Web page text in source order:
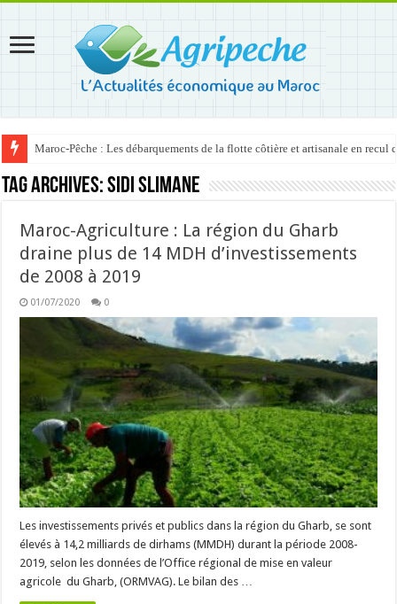
Maroc-Pêche : Les débarquements de la flotte côtière et artisanale en recul
Tag Archives:Sidi Slimane
Maroc-Agriculture : La région du Gharb
draine plus de 14 MDH d’investissements
de 2008 à 2019
01/07/2020 0
Les investissements privés et publics dans la région du Gharb, se sont
élevés à 14,2 milliards de dirhams (MMDH) durant la période 2008-
2019, selon les données de l’Office régional de mise en valeur
agricole du Gharb, (ORMVAG). Le bilan des …